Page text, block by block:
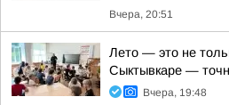
Вчера, 20:51
Лето — это не
Сыктывкаре —
Вчера, 19:48